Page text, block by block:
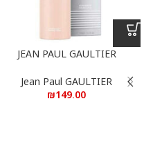
JEAN PAUL GAULTIER
150ML
Jean Paul GAULTIER
₪149.00